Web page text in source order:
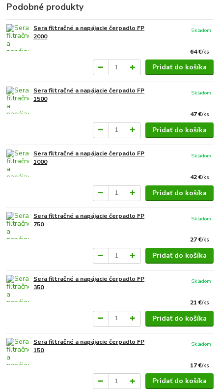
Podobné produkty
Sera filtračné a napájacie čerpadlo FP
2000
64 €/ks
Skladom
Pridať do košíka
Sera filtračné a napájacie čerpadlo FP
1500
47 €/ks
Skladom
Pridať do košíka
Sera filtračné a napájacie čerpadlo FP
1000
42 €/ks
Skladom
Pridať do košíka
Sera filtračné a napájacie čerpadlo FP
750
27 €/ks
Skladom
Pridať do košíka
Sera filtračné a napájacie čerpadlo FP
350
21 €/ks
Skladom
Pridať do košíka
Sera filtračné a napájacie čerpadlo FP
150
17 €/ks
Skladom
Pridať do košíka